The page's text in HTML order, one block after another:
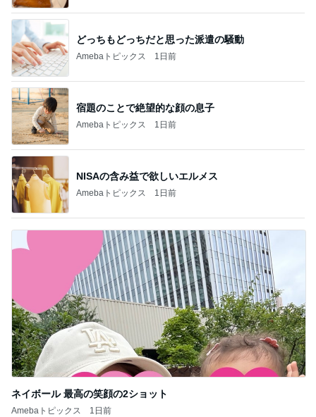
どっちもどっちだと思った派遣の騒動
Amebaトピックス 1日前
宿題のことで絶望的な顔の息子
Amebaトピックス 1日前
NISAの含み益で欲しいエルメス
Amebaトピックス 1日前
ネイボール 最高の笑顔の2ショット
Amebaトピックス 1日前